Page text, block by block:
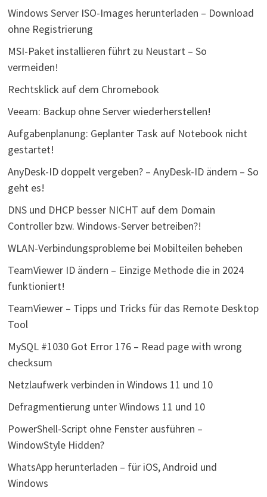
Windows Server ISO-Images herunterladen – Download
ohne Registrierung
MSI-Paket installieren führt zu Neustart – So
vermeiden!
Rechtsklick auf dem Chromebook
Veeam: Backup ohne Server wiederherstellen!
Aufgabenplanung: Geplanter Task auf Notebook nicht
gestartet!
AnyDesk-ID doppelt vergeben? – AnyDesk-ID ändern – So
geht es!
DNS und DHCP besser NICHT auf dem Domain
Controller bzw. Windows-Server betreiben?!
WLAN-Verbindungsprobleme bei Mobilteilen beheben
TeamViewer ID ändern – Einzige Methode die in 2024
funktioniert!
TeamViewer – Tipps und Tricks für das Remote Desktop
Tool
MySQL #1030 Got Error 176 – Read page with wrong
checksum
Netzlaufwerk verbinden in Windows 11 und 10
Defragmentierung unter Windows 11 und 10
PowerShell-Script ohne Fenster ausführen –
WindowStyle Hidden?
WhatsApp herunterladen – für iOS, Android und
Windows